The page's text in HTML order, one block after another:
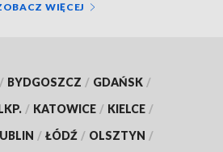
WIĘCEJ
/ BYDGOSZCZ / GDAŃSK /
/ KATOWICE / KIELCE /
/ ŁÓDŹ / OLSZTYN /